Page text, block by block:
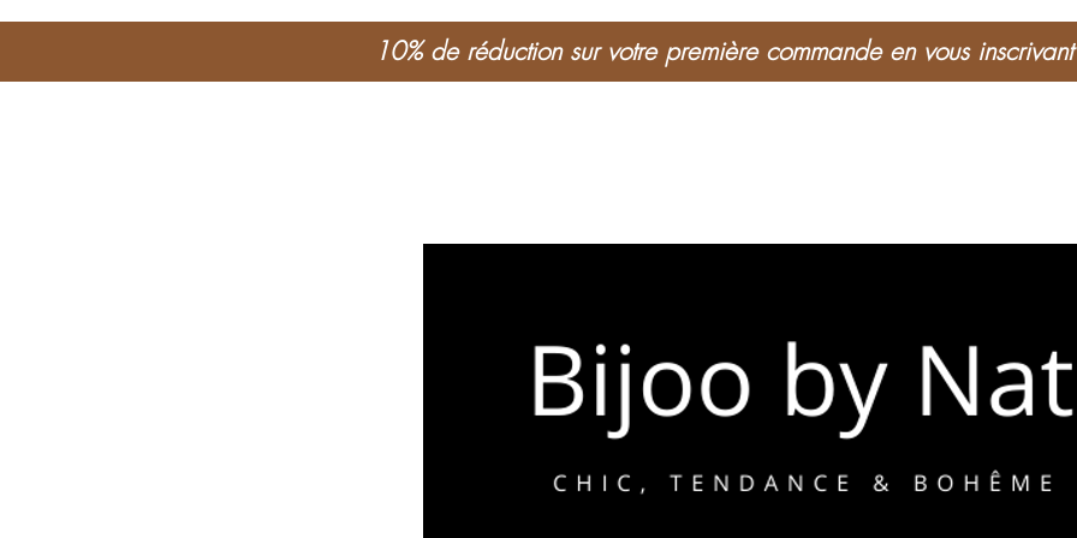
10% de réduction sur votre première commande en vous